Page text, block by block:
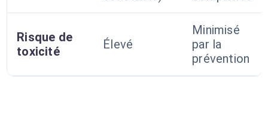
Risque de
toxicité
Élevé
Minimisé
par la
prévention